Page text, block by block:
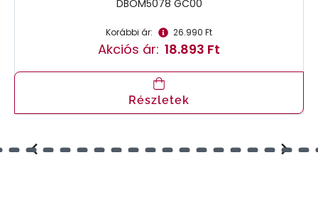
DBOM5078 GC00
Korábbi ár: 26.990 Ft
Akciós ár: 18.893 Ft
Részletek